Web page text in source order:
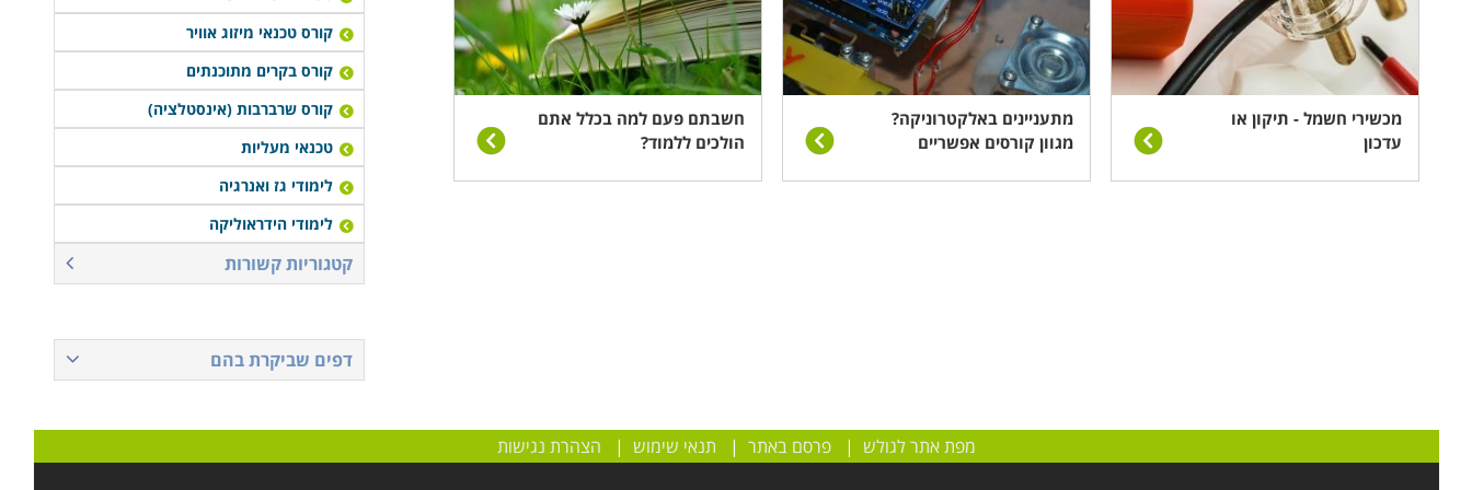
העומד בפני עצמו על כל טעות או תקלה מאשר גיבוי הניתן מהחברה המעסיקה.
מכשירי חשמל - תיקון או
עדכון
מתעניינים באלקטרוניקה?
מגוון קורסים אפשריים
חשבתם פעם למה בכלל אתם
הולכים ללמוד?
קורס טכנאי מיזוג אוויר
קורס בקרים מתוכנתים
קורס שרברבות (אינסטלציה)
טכנאי מעליות
לימודי גז ואנרגיה
לימודי הידראוליקה
קטגוריות קשורות
דפים שביקרת בהם
מפת אתר לגולש |פרסם באתר | תנאי שימוש | הצהרת נגישות